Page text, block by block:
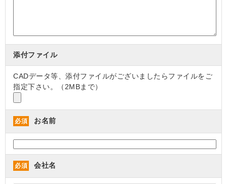
添付ファイル
CADデータ等、添付ファイルがございましたらファイルをご
指定下さい。（2MBまで）
必須 お名前
必須 会社名